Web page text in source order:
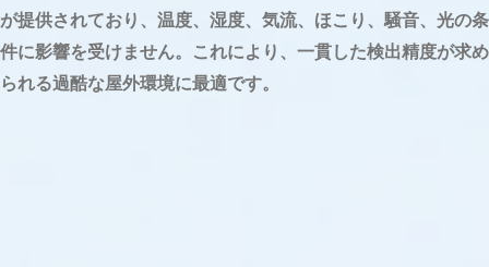
が提供されており、温度、湿度、気流、ほこり、騒音、光の条
件に影響を受けません。これにより、一貫した検出精度が求め
られる過酷な屋外環境に最適です。